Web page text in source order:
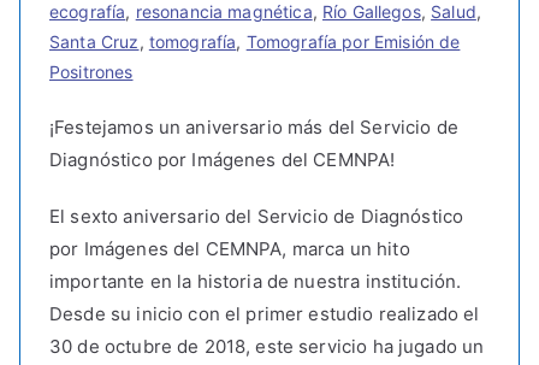
ecografía, resonancia magnética, Río Gallegos, Salud,
Santa Cruz, tomografía, Tomografía por Emisión de
Positrones
¡Festejamos un aniversario más del Servicio de
Diagnóstico por Imágenes del CEMNPA!
El sexto aniversario del Servicio de Diagnóstico
por Imágenes del CEMNPA, marca un hito
importante en la historia de nuestra institución.
Desde su inicio con el primer estudio realizado el
30 de octubre de 2018, este servicio ha jugado un